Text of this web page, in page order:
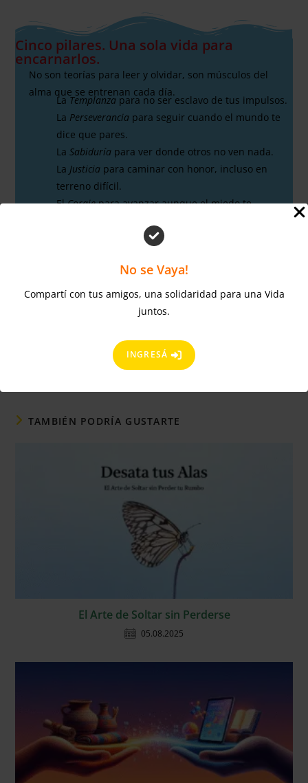
No se Vaya!
Compartí con tus amigos, una solidaridad para una Vida
juntos.
INGRESÁ
Cinco pilares. Una sola vida para
encarnarlos.
No son teorías para leer y olvidar, son músculos del
alma que se entrenan cada día.
La Templanza para no ser esclavo de tus impulsos.
La Perseverancia para seguir cuando el mundo te
dice que pares.
LaSabiduría para ver donde otros no ven nada.
La Justicia para caminar con honor, incluso en
terreno difícil.
ElCorajepara avanzar aunque el miedo te
Y una vida… la tuya… para vivirlas hasta que se vuelvan
TAMBIÉN PODRÍA GUSTARTE
El Arte de Soltar sin Perderse
05.08.2025